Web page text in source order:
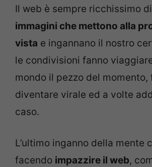
Il web è sempre ricchissimo di
immagini che mettono alla
vista e ingannano il nostro
le condivisioni fanno
mondo il pezzo del momento,
diventare virale ed a volte
caso.
L’ultimo inganno della mente
facendo impazzire il web,